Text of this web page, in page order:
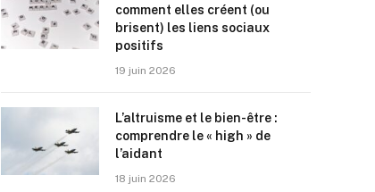
comment elles créent (ou
brisent) les liens sociaux
positifs
19 juin 2026
L’altruisme et le bien-être :
comprendre le « high » de
l’aidant
18 juin 2026